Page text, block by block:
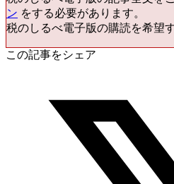
ン をする必要があります。
税のしるべ電子版の購読を希望
この記事をシェア